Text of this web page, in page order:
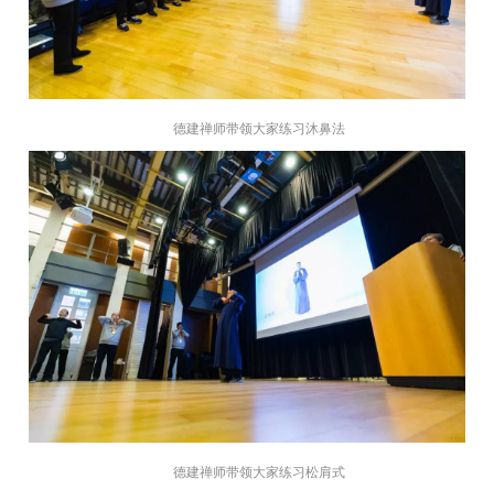
德建禅师带领大家练习沐鼻法
德建禅师带领大家练习松肩式